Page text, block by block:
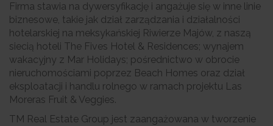
Firma stawia na dywersyfikację i angażuje się w inne linie
biznesowe, takie jak dział zarządzania i działalności
hotelarskiej na meksykańskiej Riwierze Majów, z naszą
siecią hoteli The Fives Hotel & Residences; wynajem
wakacyjny z Mar Holidays; pośrednictwo w obrocie
nieruchomościami poprzez Beach Homes oraz dział
eksploatacji i handlu rolnego w ramach projektu Las
Moreras Fruit & Veggies.
TM Real Estate Group jest zaangażowana w tworzenie